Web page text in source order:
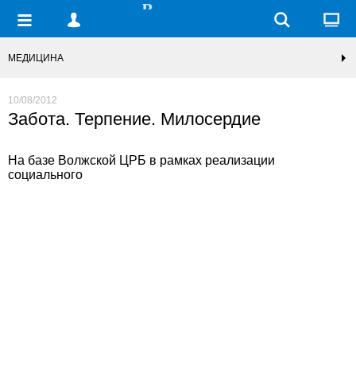
МЕДИЦИНА
10/08/2012
Забота. Терпение. Милосердие
На базе Волжской ЦРБ в рамках реализации
социального